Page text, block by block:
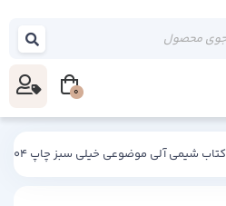
کتاب شیمی آلی موضوعی خیلی سبز چاپ 1404
0